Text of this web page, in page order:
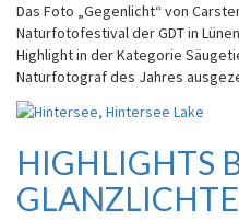
Das Foto „Gegenlicht“ von
Naturfotofestival der GDT in
Highlight in der Kategorie
Naturfotograf des Jahres
HIGHLIGHTS
BEI
DEN
HIGHLIGHTS